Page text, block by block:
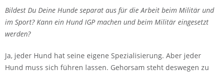
Bildest Du Deine Hunde separat aus für die Arbeit beim Militär und
im Sport? Kann ein Hund IGP machen und beim Militär eingesetzt
werden?
Ja, jeder Hund hat seine eigene Spezialisierung. Aber jeder
Hund muss sich führen lassen. Gehorsam steht deswegen zu